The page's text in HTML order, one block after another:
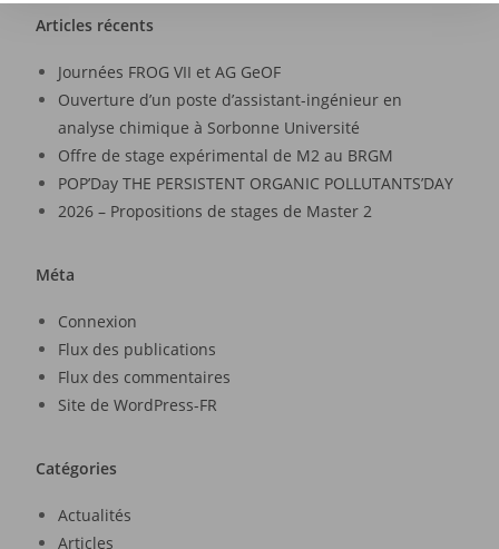
Articles récents
Journées FROG VII et AG GeOF
Ouverture d’un poste d’assistant-ingénieur en
analyse chimique à Sorbonne Université
Offre de stage expérimental de M2 au BRGM
POP’Day THE PERSISTENT ORGANIC POLLUTANTS’DAY
2026 – Propositions de stages de Master 2
Méta
Connexion
Flux des publications
Flux des commentaires
Site de WordPress-FR
Catégories
Actualités
Articles